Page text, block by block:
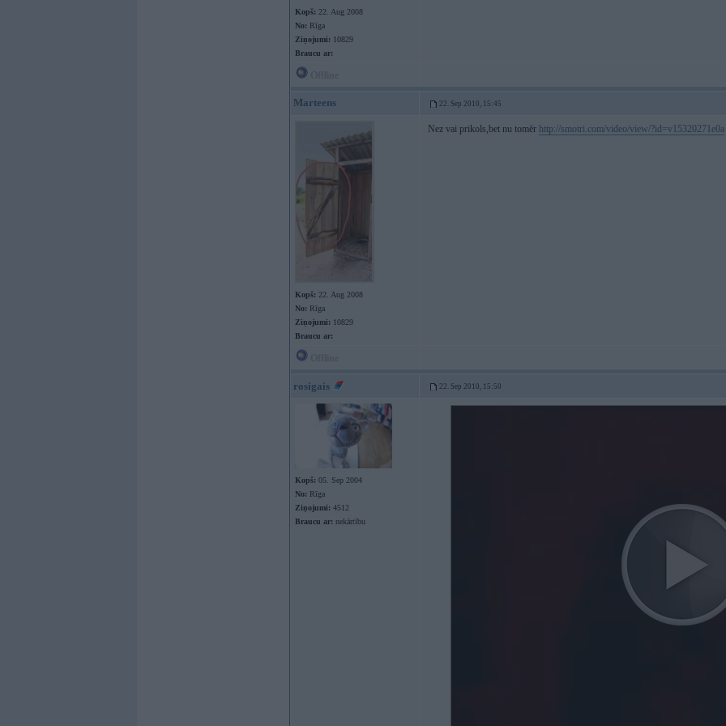
Kopš: 22. Aug 2008
No: Rīga
Ziņojumi: 10829
Braucu ar:
Marteens 22. Sep 2010, 15:45
Kopš: 22. Aug 2008
No: Rīga
Ziņojumi: 10829
Braucu ar:
Nez vai prikols,bet nu tomēr http://smotri.com/video/view/?id=v15320271e0a
rosigais 22. Sep 2010, 15:50
Kopš: 05. Sep 2004
No: Rīga
Ziņojumi: 4512
Braucu ar: nekārtību